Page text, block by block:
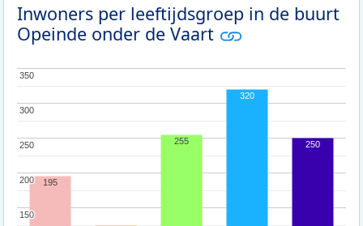
Inwoners per leeftijdsgroep in de buurt
Opeinde onder de Vaart
150
150
200
200
250
250
300
300
350
350
195
255
320
250